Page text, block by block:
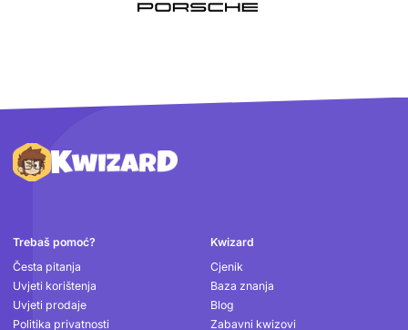
Podnožje
Trebaš pomoć?
Česta pitanja
Uvjeti korištenja
Uvjeti prodaje
Politika privatnosti
Kwizard
Cjenik
Baza znanja
Blog
Zabavni kwizovi